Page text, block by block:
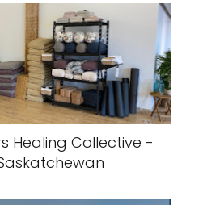
Healing Collective -